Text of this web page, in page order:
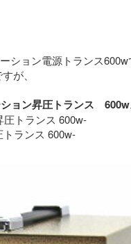
ション電源トランス
が、
ョン昇圧トランス　
ランス 600w-